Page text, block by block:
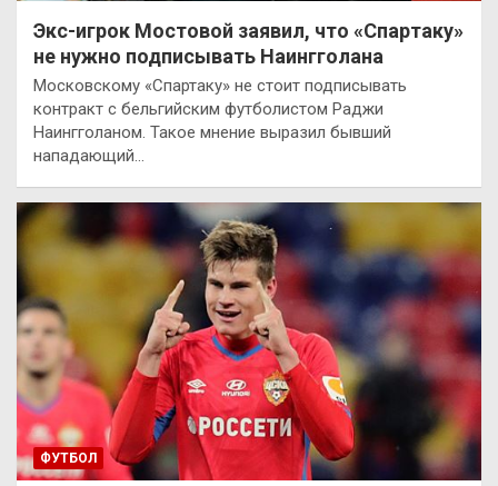
Экс-игрок Мостовой заявил, что «Спартаку»
не нужно подписывать Наингголана
Московскому «Спартаку» не стоит подписывать
контракт с бельгийским футболистом Раджи
Наингголаном. Такое мнение выразил бывший
нападающий…
ФУТБОЛ